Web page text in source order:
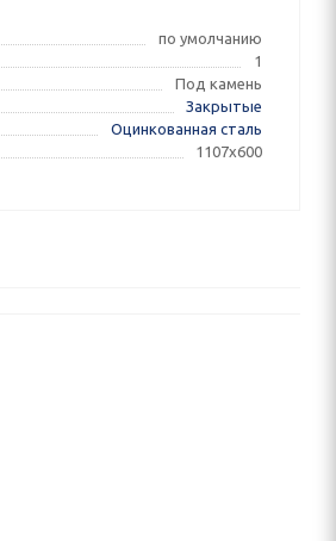
по умолчанию
1
Под камень
Закрытые
Оцинкованная сталь
1107х600